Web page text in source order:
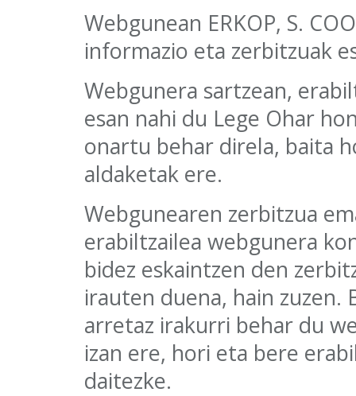
Webgunean ERKOP, S.
informazio eta zerbitzuak
Webgunera sartzean,
esan nahi du Lege Ohar
onartu behar direla, baita
aldaketak ere.
Webgunearen zerbitzua
erabiltzailea webgunera
bidez eskaintzen den
irauten duena, hain zuzen.
arretaz irakurri behar du
izan ere, hori eta bere
daitezke.